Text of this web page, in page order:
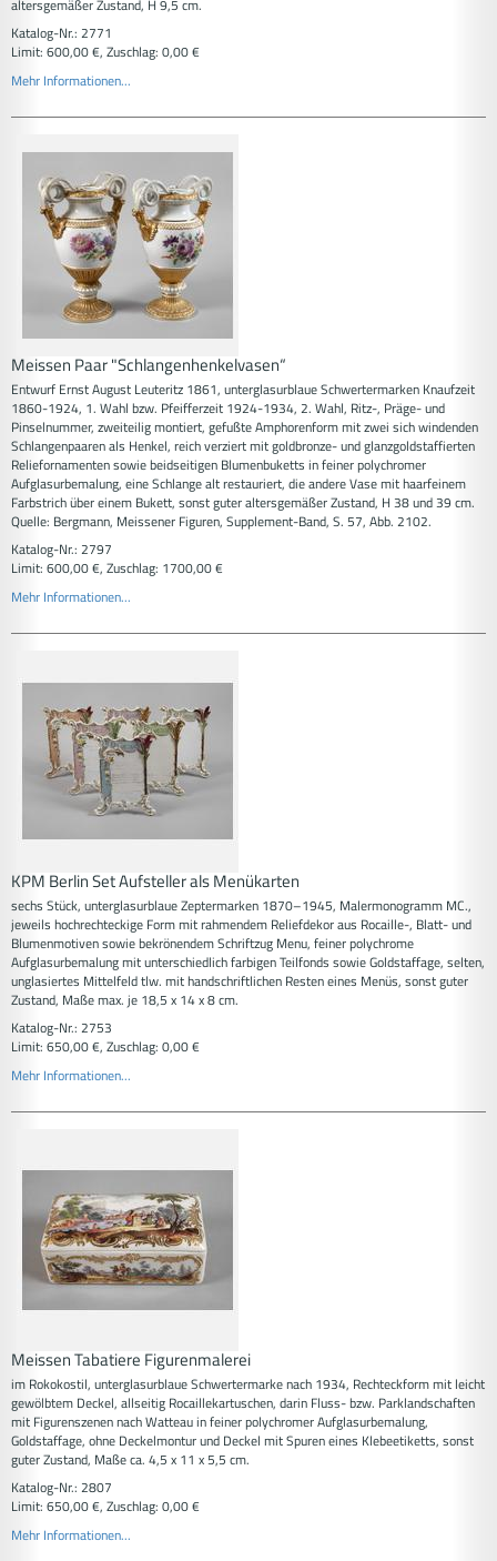
altersgemäßer Zustand, H 9,5 cm.
Katalog-Nr.: 2771
Limit: 600,00 €, Zuschlag: 0,00 €
Mehr Informationen...
Meissen Paar "Schlangenhenkelvasen“
Entwurf Ernst August Leuteritz 1861, unterglasurblaue Schwertermarken Knaufzeit
1860-1924, 1. Wahl bzw. Pfeifferzeit 1924-1934, 2. Wahl, Ritz-, Präge- und
Pinselnummer, zweiteilig montiert, gefußte Amphorenform mit zwei sich windenden
Schlangenpaaren als Henkel, reich verziert mit goldbronze- und glanzgoldstaffierten
Reliefornamenten sowie beidseitigen Blumenbuketts in feiner polychromer
Aufglasurbemalung, eine Schlange alt restauriert, die andere Vase mit haarfeinem
Farbstrich über einem Bukett, sonst guter altersgemäßer Zustand, H 38 und 39 cm.
Quelle: Bergmann, Meissener Figuren, Supplement-Band, S. 57, Abb. 2102.
Katalog-Nr.: 2797
Limit: 600,00 €, Zuschlag: 1700,00 €
Mehr Informationen...
KPM Berlin Set Aufsteller als Menükarten
sechs Stück, unterglasurblaue Zeptermarken 1870–1945, Malermonogramm MC.,
jeweils hochrechteckige Form mit rahmendem Reliefdekor aus Rocaille-, Blatt- und
Blumenmotiven sowie bekrönendem Schriftzug Menu, feiner polychrome
Aufglasurbemalung mit unterschiedlich farbigen Teilfonds sowie Goldstaffage, selten,
unglasiertes Mittelfeld tlw. mit handschriftlichen Resten eines Menüs, sonst guter
Zustand, Maße max. je 18,5 x 14 x 8 cm.
Katalog-Nr.: 2753
Limit: 650,00 €, Zuschlag: 0,00 €
Mehr Informationen...
Meissen Tabatiere Figurenmalerei
im Rokokostil, unterglasurblaue Schwertermarke nach 1934, Rechteckform mit leicht
gewölbtem Deckel, allseitig Rocaillekartuschen, darin Fluss- bzw. Parklandschaften
mit Figurenszenen nach Watteau in feiner polychromer Aufglasurbemalung,
Goldstaffage, ohne Deckelmontur und Deckel mit Spuren eines Klebeetiketts, sonst
guter Zustand, Maße ca. 4,5 x 11 x 5,5 cm.
Katalog-Nr.: 2807
Limit: 650,00 €, Zuschlag: 0,00 €
Mehr Informationen...